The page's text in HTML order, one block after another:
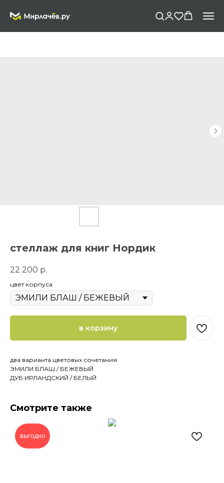
стеллаж для книг Нордик
22 200 р.
цвет корпуса
в корзину
два варианта цветовых сочетания
ЭМИЛИ БЛАШ / БЕЖЕВЫЙ
ДУБ ИРЛАНДСКИЙ / БЕЛЫЙ
Смотрите также
выгодно